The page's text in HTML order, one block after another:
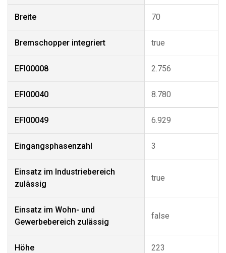
Breite 70
Bremschopper integriert true
EFI00008 2.756
EFI00040 8.780
EFI00049 6.929
Eingangsphasenzahl 3
Einsatz im Industriebereich
zulässig
true
Einsatz im Wohn- und
Gewerbebereich zulässig
false
Höhe 223